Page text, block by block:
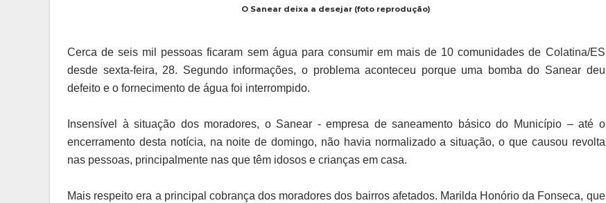
O Sanear deixa a desejar (foto reprodução)
Cerca de seis mil pessoas ficaram sem água para consumir em mais de 10 comunidades de Colatina/ES
desde sexta-feira, 28. Segundo informações, o problema aconteceu porque uma bomba do Sanear deu
defeito e o fornecimento de água foi interrompido.
Insensível à situação dos moradores, o Sanear - empresa de saneamento básico do Município – até o
encerramento desta notícia, na noite de domingo, não havia normalizado a situação, o que causou revolta
nas pessoas, principalmente nas que têm idosos e crianças em casa.
Mais respeito era a principal cobrança dos moradores dos bairros afetados. Marilda Honório da Fonseca, que